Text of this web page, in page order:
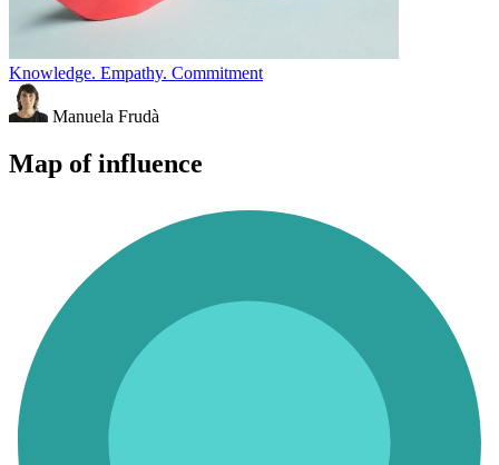
Knowledge. Empathy. Commitment
Manuela Frudà
Map of influence